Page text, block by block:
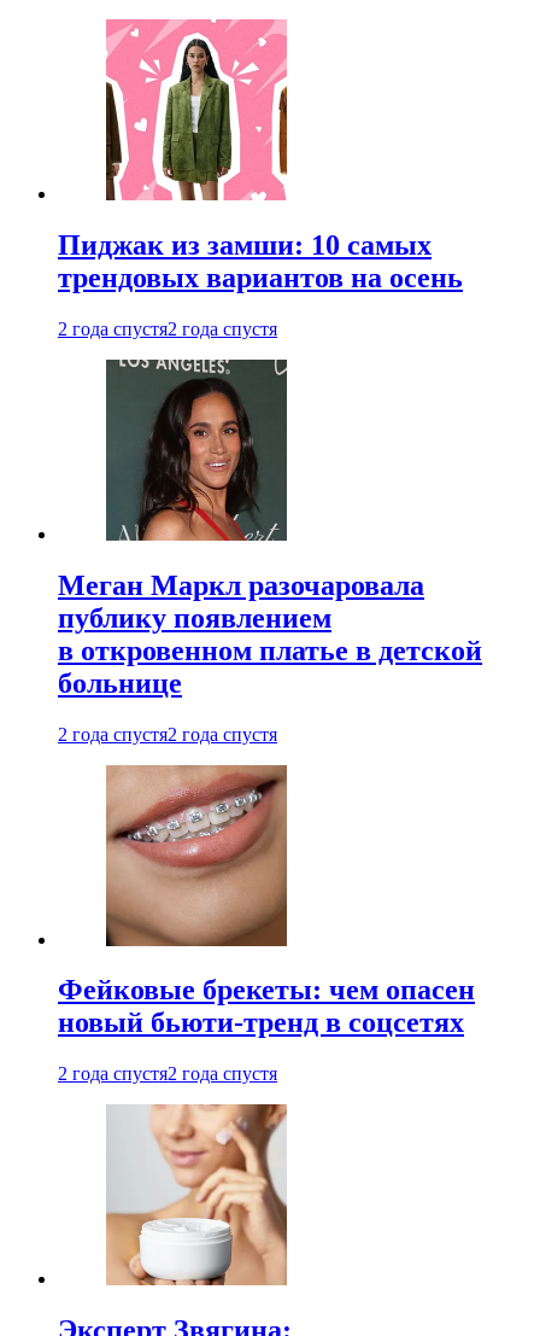
Пиджак из замши: 10 самых
трендовых вариантов на осень
2 года спустя2 года спустя
Меган Маркл разочаровала
публику появлением
в откровенном платье в детской
больнице
2 года спустя2 года спустя
Фейковые брекеты: чем опасен
новый бьюти-тренд в соцсетях
2 года спустя2 года спустя